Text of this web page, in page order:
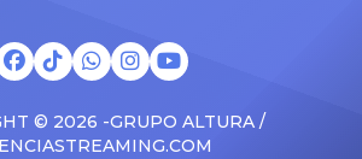
© 2026 -GRUPO ALTURA /